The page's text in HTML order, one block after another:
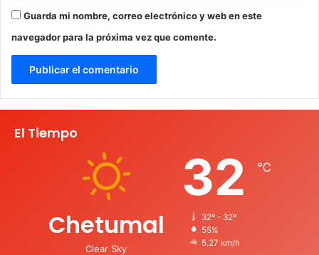
Guarda mi nombre, correo electrónico y web en este
navegador para la próxima vez que comente.
El Tiempo
Chetumal
Clear Sky
32 ℃
32º - 32º
55%
5.27 km/h